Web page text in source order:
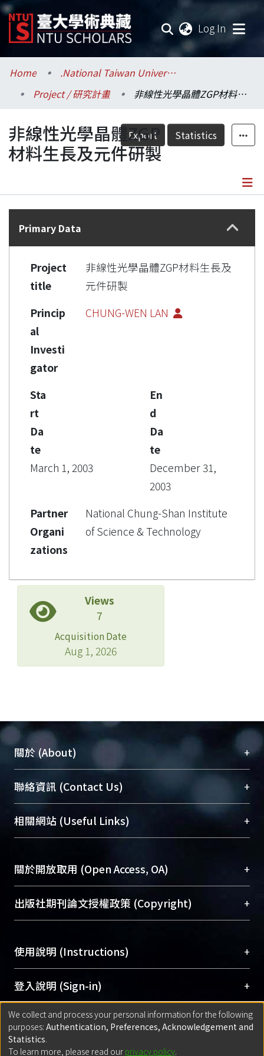
Log In
Communities & Collections
Research Outputs
Fundings & Projects
Researchers
Statistics
Home
.National Taiwan University / 國立臺灣大學
Project / 研究計畫
非線性光學晶體ZGP材料生長及元件研製
Export Statistics
非線性光學晶體ZGP
材料生長及元件研製
Details
Primary Data
Project
title
非線性光學晶體ZGP材料生長及
元件研製
Princip
al
Investi
gator
CHUNG-WEN LAN
Sta
rt
Da
te
March 1, 2003
En
d
Da
te
December 31,
2003
Partner
Organi
zations
National Chung-Shan Institute
of Science & Technology
Views
7
Acquisition Date
Aug 1, 2026
關於 (About) +
臺大位居世界頂尖大學之列，為永久珍藏及向國際
展現本校豐碩的研究成果及學術能量，圖書館整合
機構典藏（NTUR）與學術庫（AH）不同功能平
台，成為臺大學術典藏NTU scholars。期能整合研
成果。
To permanently archive and promote researcher
profiles and scholarly works, Library integrates the
services of “NTU Repository” with “Academic
聯絡資訊 (Contact Us) +
總館學科館員(Main Library)
醫學圖書館學科館員(Medical Library)
Sciences Library)
相關網站 (Useful Links) +
關於開放取用 (Open Access, OA) +
開放取用是從使用者角度提升資訊取用性的社會運
動，應用在學術研究上是透過將研究著作公開供使
用逐年攀升。同時可加速研究發展、提升研究影響
Archive）平台。 （點選深入了解OA）
出版社期刊論文授權政策 (Copyright) +
含部分內容的版權非匯入者所有，或由第三方贊
助與合作完成，請確認該版權所有者及第三方同
意提供此授權。
Please represent that the submission is your
original work, and that you have the right to
grant the rights to upload.
若欲上傳已出版的全文電子檔，可使用
使用說明 (Instructions) +
網站簡介(Quickstart Guide)
使用手冊(Instruction Manual)
線上預約服務(Booking Service)
登入說明 (Sign-in) +
方案一：臺灣大學計算機中心帳號登入
(With C&INC Email Account)
方案二：ORCID帳號登入(With ORCID)
匯入著作 (Submission) +
We collect and process your personal information for the following
purposes: Authentication, Preferences, Acknowledgement and
Statistics.
To learn more, please read our privacy policy.